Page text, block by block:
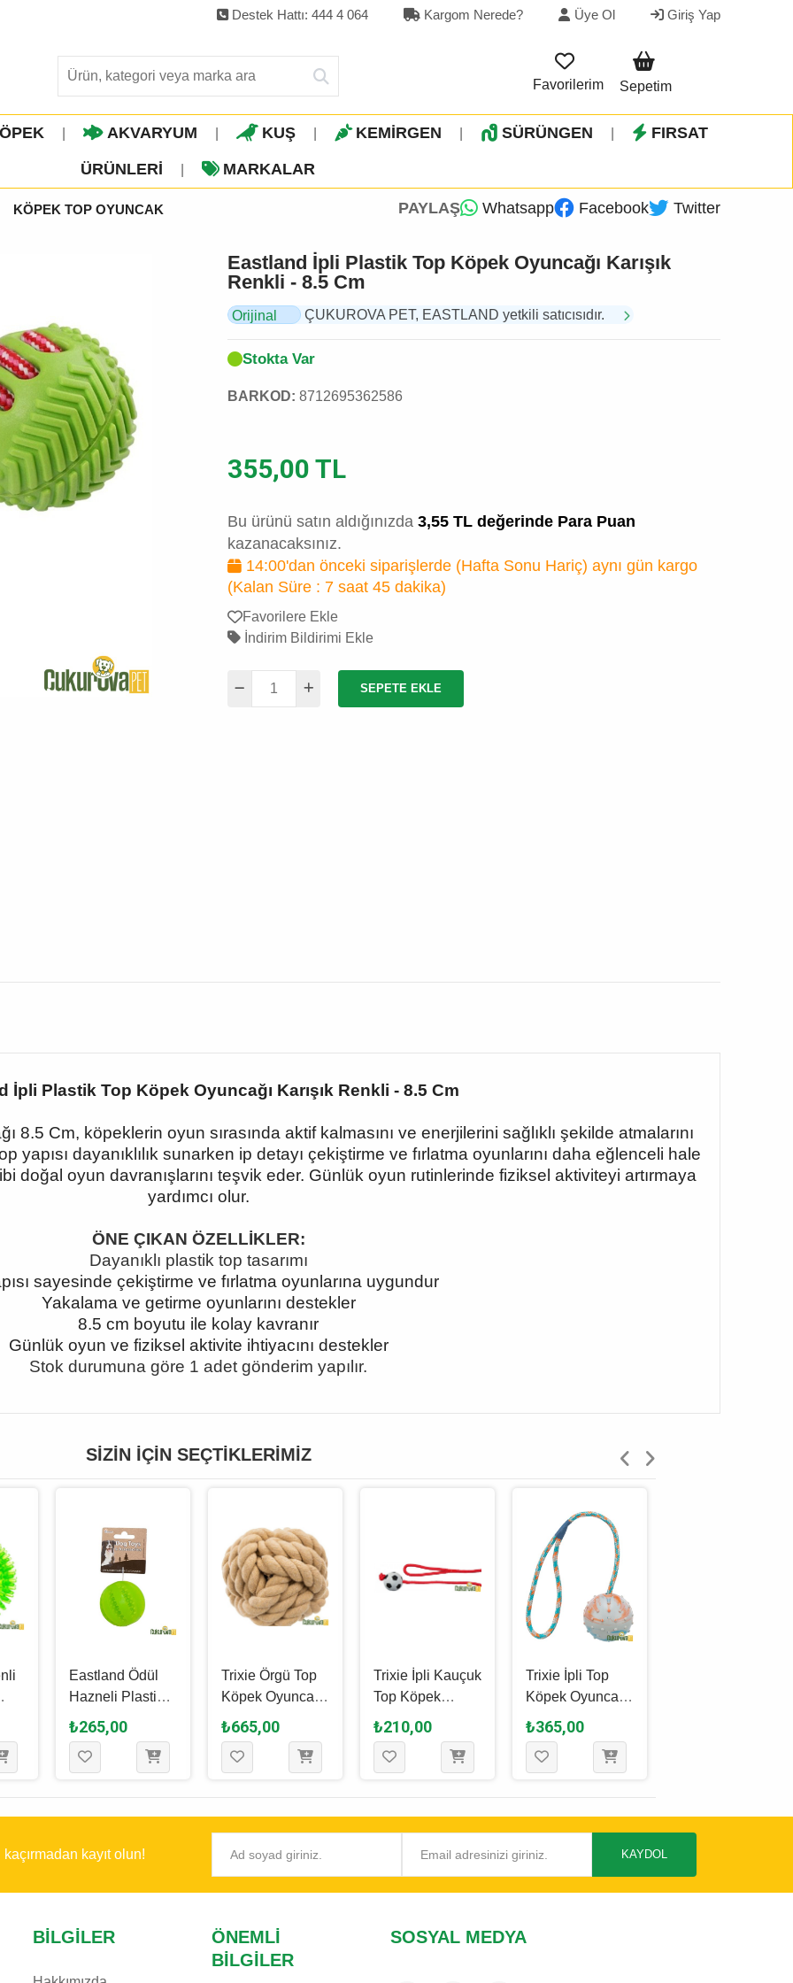
Destek Hattı: 444 4 064 Kargom Nerede? Üye Ol Giriş Yap
Favorilerim Sepetim
AKVARYUM KUŞ KEMİRGEN SÜRÜNGEN FIRSAT
ÜRÜNLERI MARKALAR
KÖPEK TOP OYUNCAK PAYLAŞ Whatsapp Facebook Twitter
Eastland İpli Plastik Top Köpek Oyuncağı Karışık
Renkli - 8.5 Cm
Orijinal
ÇUKUROVA PET, EASTLAND yetkili satıcısıdır.
Stokta Var
BARKOD: 8712695362586
355,00 TL
Bu ürünü satın aldığınızda 3,55 TL değerinde Para Puan
kazanacaksınız.
14:00'dan önceki siparişlerde (Hafta Sonu Hariç) aynı gün kargo
(Kalan Süre : 7 saat 45 dakika)
Favorilere Ekle
İndirim Bildirimi Ekle
SEPETE EKLE
İpli Plastik Top Köpek Oyuncağı Karışık Renkli - 8.5 Cm
8.5 Cm, köpeklerin oyun sırasında aktif kalmasını ve enerjilerini sağlıklı şekilde atmalarını
yapısı dayanıklılık sunarken ip detayı çekiştirme ve fırlatma oyunlarını daha eğlenceli hale
doğal oyun davranışlarını teşvik eder. Günlük oyun rutinlerinde fiziksel aktiviteyi artırmaya
yardımcı olur.
ÖNE ÇIKAN ÖZELLİKLER:
Dayanıklı plastik top tasarımı
sayesinde çekiştirme ve fırlatma oyunlarına uygundur
Yakalama ve getirme oyunlarını destekler
8.5 cm boyutu ile kolay kavranır
Günlük oyun ve fiziksel aktivite ihtiyacını destekler
Stok durumuna göre 1 adet gönderim yapılır.
SIZIN İÇIN SEÇTIKLERIMIZ
Eastland Ödül
Hazneli Plastik
Top Köpek
Oyuncağı 7 Cm
₺265,00
Trixie Örgü Top
Köpek Oyuncağı
13 Cm
₺665,00
Trixie İpli Kauçuk
Top Köpek
Oyuncağı 6 x
100 Cm
₺210,00
Trixie İpli Top
Köpek Oyuncağı
Karışık Renkli - 6
x 30 Cm
₺365,00
kayıt olun! KAYDOL
BILGILER
ÖNEMLI
BILGILER
SOSYAL MEDYA